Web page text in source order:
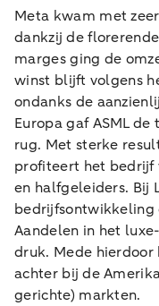
Meta kwam met
dankzij de
marges ging de
winst blijft volgens
ondanks de
Europa gaf ASML
rug. Met sterke
profiteert het bedrijf
en halfgeleiders. Bij
bedrijfsontwikkeling
Aandelen in het
druk. Mede hierdoor
achter bij de
gerichte) markten.